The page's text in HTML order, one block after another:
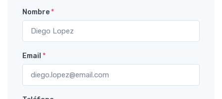
Nombre*
Email *